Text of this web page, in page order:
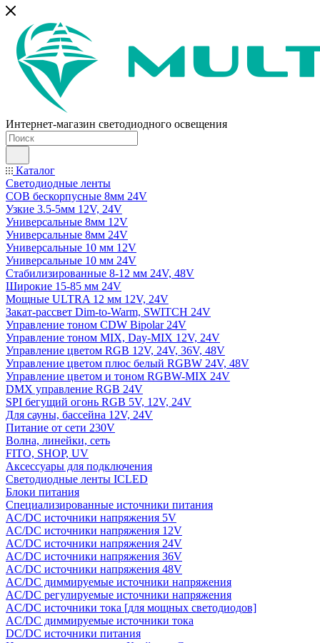
Интернет-магазин светодиодного освещения
Каталог
Светодиодные ленты
COB бескорпусные 8мм 24V
Узкие 3.5-5мм 12V, 24V
Универсальные 8мм 12V
Универсальные 8мм 24V
Универсальные 10 мм 12V
Универсальные 10 мм 24V
Стабилизированные 8-12 мм 24V, 48V
Широкие 15-85 мм 24V
Мощные ULTRA 12 мм 12V, 24V
Закат-рассвет Dim-to-Warm, SWITCH 24V
Управление тоном CDW Bipolar 24V
Управление тоном MIX, Day-MIX 12V, 24V
Управление цветом RGB 12V, 24V, 36V, 48V
Управление цветом плюс белый RGBW 24V, 48V
Управление цветом и тоном RGBW-MIX 24V
DMX управление RGB 24V
SPI бегущий огонь RGB 5V, 12V, 24V
Для сауны, бассейна 12V, 24V
Питание от сети 230V
Волна, линейки, сеть
FITO, SHOP, UV
Аксессуары для подключения
Светодиодные ленты ICLED
Блоки питания
Специализированные источники питания
AC/DC источники напряжения 5V
AC/DC источники напряжения 12V
AC/DC источники напряжения 24V
AC/DC источники напряжения 36V
AC/DC источники напряжения 48V
AC/DC диммируемые источники напряжения
AC/DC регулируемые источники напряжения
AC/DC источники тока [для мощных светодиодов]
AC/DC диммируемые источники тока
DC/DC источники питания